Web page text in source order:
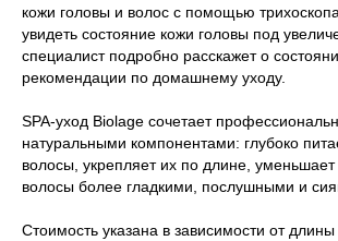
кожи головы и волос с помощью
увидеть состояние кожи головы под
специалист подробно расскажет о
рекомендации по домашнему уходу.
SPA-уход Biolage сочетает
натуральными компонентами: глубоко
волосы, укрепляет их по длине, уменьшает
волосы более гладкими, послушными и
Стоимость указана в зависимости от